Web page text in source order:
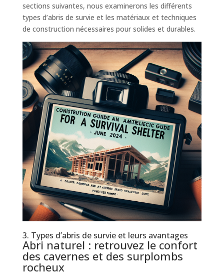
sections suivantes, nous examinerons les différents
types d’abris de survie et les matériaux et techniques
de construction nécessaires pour solides et durables.
3. Types d’abris de survie et leurs avantages
Abri naturel : retrouvez le confort
des cavernes et des surplombs
rocheux